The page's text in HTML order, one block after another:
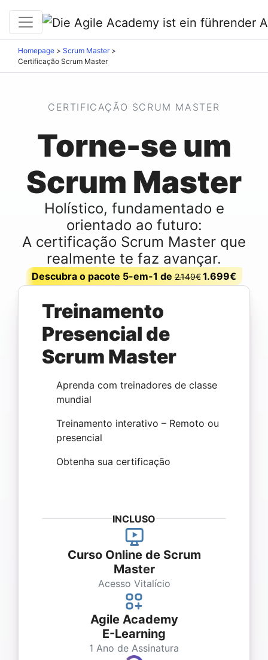
Homepage > Scrum Master>
Certificação Scrum Master
CERTIFICAÇÃO SCRUM MASTER
Torne-se um
Scrum Master
Holístico, fundamentado e
orientado ao futuro:
A certificação Scrum Master que
realmente te faz avançar.
Descubra o pacote 5-em-1 de2.149€1.699€
Treinamento
Presencial de
Scrum Master
Aprenda com treinadores de classe
mundial
Treinamento interativo – Remoto ou
presencial
Obtenha sua certificação
INCLUSO
Curso Online de Scrum
Master
Acesso Vitalício
Agile Academy
E-Learning
1 Ano de Assinatura